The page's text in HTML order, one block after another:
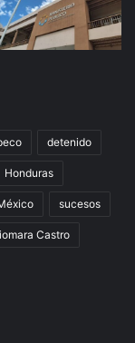
detenido
Honduras
sucesos
Castro